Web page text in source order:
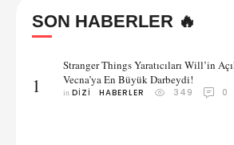
zarar verdiğini" öne sürerken, Kehlani
içerdiğini söyleyerek şarkıya yanıt olarak bir
SON HABERLER 🔥
1
Stranger Things Yaratıcıları Will’in
Vecna’ya En Büyük Darbeydi!
in DIZI HABERLER 349 0